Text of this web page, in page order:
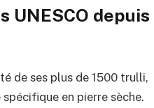
UNESCO depuis
de ses plus de 1500 trulli,
en pierre sèche.